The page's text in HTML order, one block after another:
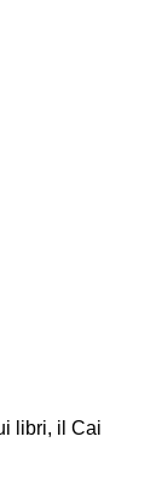
libri, il Cai